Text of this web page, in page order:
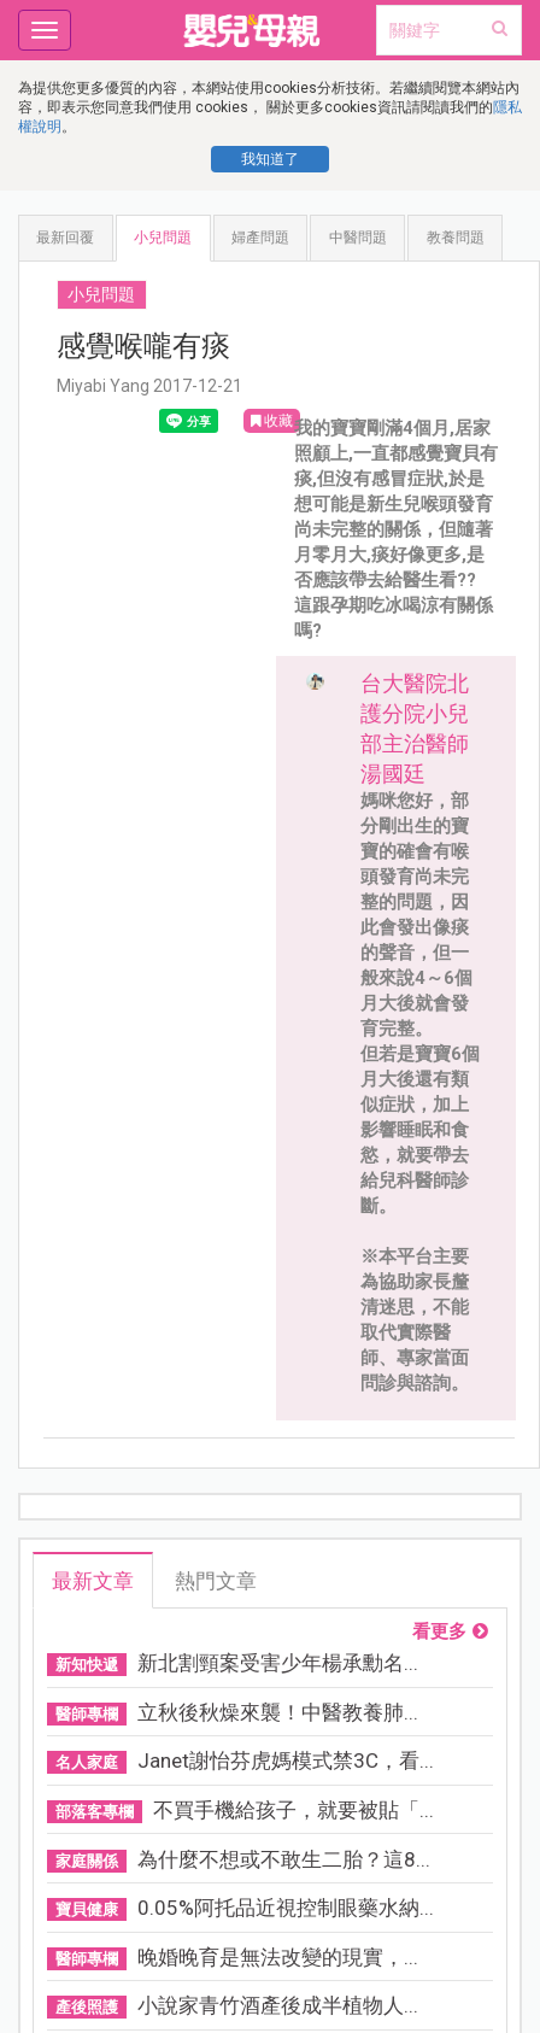
為提供您更多優質的內容，本網站使用cookies分析技術。若繼續閱覽本網站內
容，即表示您同意我們使用 cookies， 關於更多cookies資訊請閱讀我們的隱私
權說明 。
我知道了
Toggle
navigation
最新回覆 小兒問題 婦產問題 中醫問題 教養問題
小兒問題
感覺喉嚨有痰
Miyabi Yang 2017-12-21
收藏我的寶寶剛滿4個月,居家
照顧上,一直都感覺寶貝有
痰,但沒有感冒症狀,於是
想可能是新生兒喉頭發育
尚未完整的關係，但隨著
月零月大,痰好像更多,是
否應該帶去給醫生看??
這跟孕期吃冰喝涼有關係
嗎?
台大醫院北
護分院小兒
部主治醫師
湯國廷
媽咪您好，部
分剛出生的寶
寶的確會有喉
頭發育尚未完
整的問題，因
此會發出像痰
的聲音，但一
般來說4～6個
月大後就會發
育完整。
但若是寶寶6個
月大後還有類
似症狀，加上
影響睡眠和食
慾，就要帶去
給兒科醫師診
斷。
※本平台主要
為協助家長釐
清迷思，不能
取代實際醫
師、專家當面
問診與諮詢。
最新文章 熱門文章
看更多
新知快遞 新北割頸案受害少年楊承勳名...
醫師專欄 立秋後秋燥來襲！中醫教養肺...
名人家庭 Janet謝怡芬虎媽模式禁3C，看...
部落客專欄 不買手機給孩子，就要被貼「...
家庭關係 為什麼不想或不敢生二胎？這8...
寶貝健康 0.05%阿托品近視控制眼藥水納...
醫師專欄 晚婚晚育是無法改變的現實，...
產後照護 小說家青竹酒產後成半植物人...